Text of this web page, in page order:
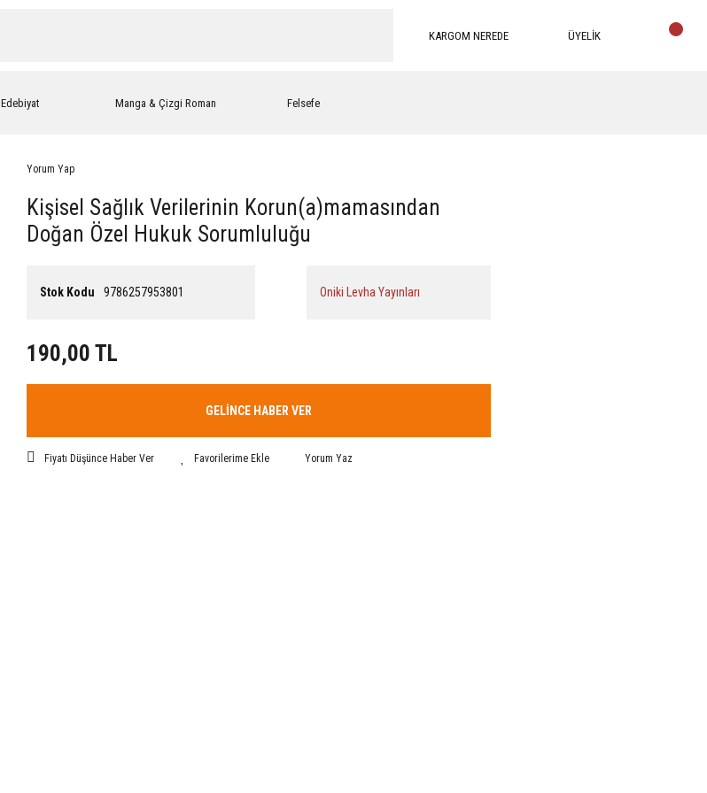
KARGOM NEREDE ÜYELİK
Edebiyat Manga & Çizgi Roman Felsefe
Yorum Yap
Kişisel Sağlık Verilerinin Korun(a)mamasından
Doğan Özel Hukuk Sorumluluğu
Stok Kodu 9786257953801 Oniki Levha Yayınları
190,00 TL
GELİNCE HABER VER
Fiyatı Düşünce Haber Ver Yorum Yaz